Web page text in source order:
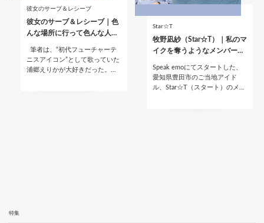
彼女のサーブ＆レシーブ
彼女のサーブ＆レシーブ｜色
んな場所に行って色んな人…
筆者は、“初代フューチャーテ
ニスアイコン”として歌っていた
浦郷えりかが大好きだった。…
Star☆T
牧野凪紗（Star☆T）｜私のマ
イクを奪うようなメンバー…
Speak emoにてスタートした、
愛知県豊田市のご当地アイド
ル、Star☆T（スタート）のメ…
特集